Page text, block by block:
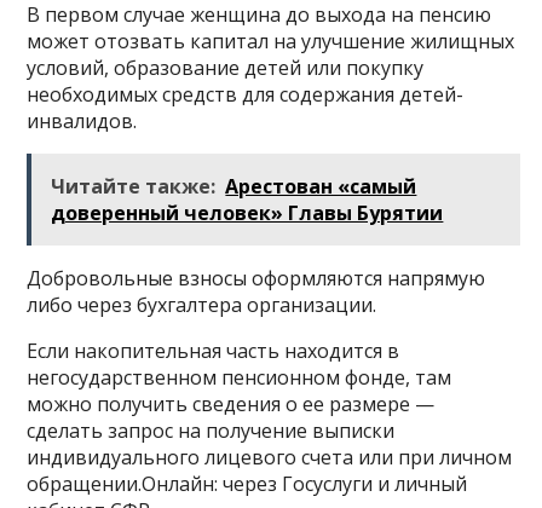
В первом случае женщина до выхода на пенсию
может отозвать капитал на улучшение жилищных
условий, образование детей или покупку
необходимых средств для содержания детей-
инвалидов.
Читайте также: Арестован «самый
доверенный человек» Главы Бурятии
Добровольные взносы оформляются напрямую
либо через бухгалтера организации.
Если накопительная часть находится в
негосударственном пенсионном фонде, там
можно получить сведения о ее размере —
сделать запрос на получение выписки
индивидуального лицевого счета или при личном
обращении.Онлайн: через Госуслуги и личный